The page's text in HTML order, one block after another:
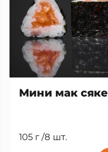
Мини мак сяке
105 г /8 шт.